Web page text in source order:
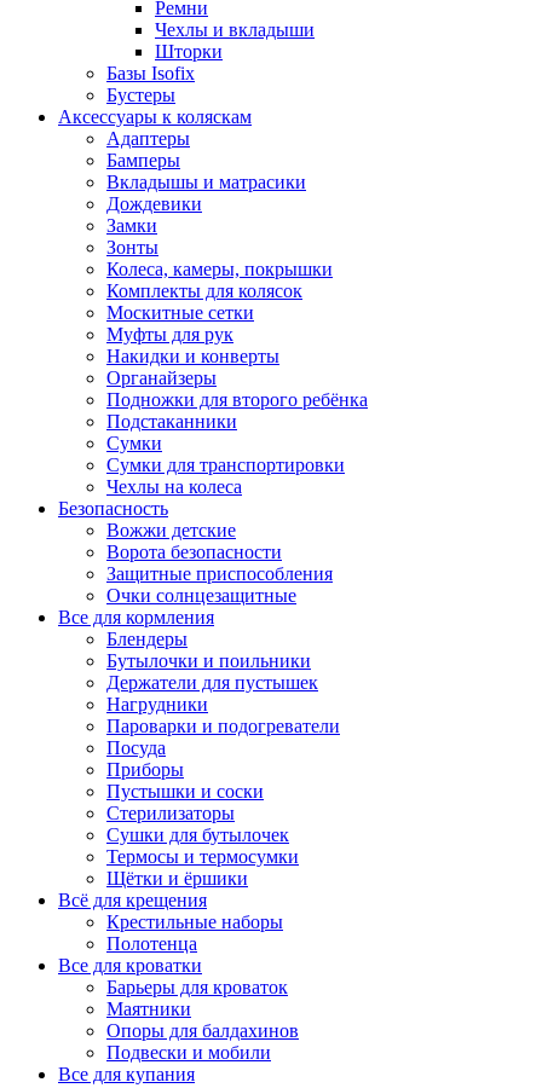
Ремни
Чехлы и вкладыши
Шторки
Базы Isofix
Бустеры
Аксессуары к коляскам
Адаптеры
Бамперы
Вкладышы и матрасики
Дождевики
Замки
Зонты
Колеса, камеры, покрышки
Комплекты для колясок
Москитные сетки
Муфты для рук
Накидки и конверты
Органайзеры
Подножки для второго ребёнка
Подстаканники
Сумки
Сумки для транспортировки
Чехлы на колеса
Безопасность
Вожжи детские
Ворота безопасности
Защитные приспособления
Очки солнцезащитные
Все для кормления
Блендеры
Бутылочки и поильники
Держатели для пустышек
Нагрудники
Пароварки и подогреватели
Посуда
Приборы
Пустышки и соски
Стерилизаторы
Сушки для бутылочек
Термосы и термосумки
Щётки и ёршики
Всё для крещения
Крестильные наборы
Полотенца
Все для кроватки
Барьеры для кроваток
Маятники
Опоры для балдахинов
Подвески и мобили
Все для купания